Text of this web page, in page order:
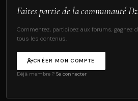
Faites partie de la communauté
Commentez, participez aux forums, gagnez
tous les contenus.
CRÉER MON COMPTE
Déjà membre ? Se connecter